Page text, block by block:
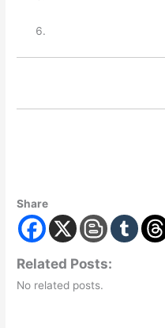
Share
Related Posts:
No related posts.